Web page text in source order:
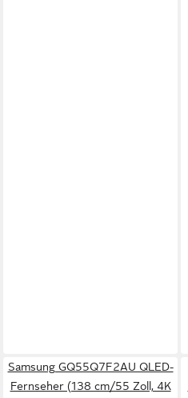
Samsung GQ55Q7F2AU QLED-
Fernseher (138 cm/55 Zoll, 4K